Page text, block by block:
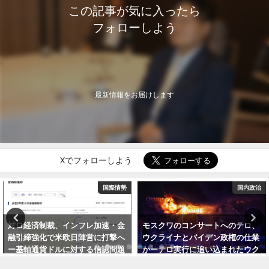
この記事が気に入ったら
フォローしよう
最新情報をお届けします
Xでフォローしよう
、インフレ加速・金
米欧日陣営に打撃へ
ルに対する信認問題
モスクワのコンサートへのテロ、
ウクライナとバイデン政権の仕業
かーテロ実行に追い込まれたウク
米、３月の
高い伸びー
返り本格化